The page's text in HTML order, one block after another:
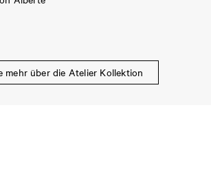
mehr über die Atelier Kollektion